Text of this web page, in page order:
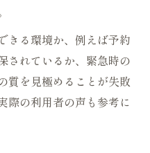
きる環境か、例えば予約
されているか、緊急時の
質を見極めることが失敗
際の利用者の声も参考に